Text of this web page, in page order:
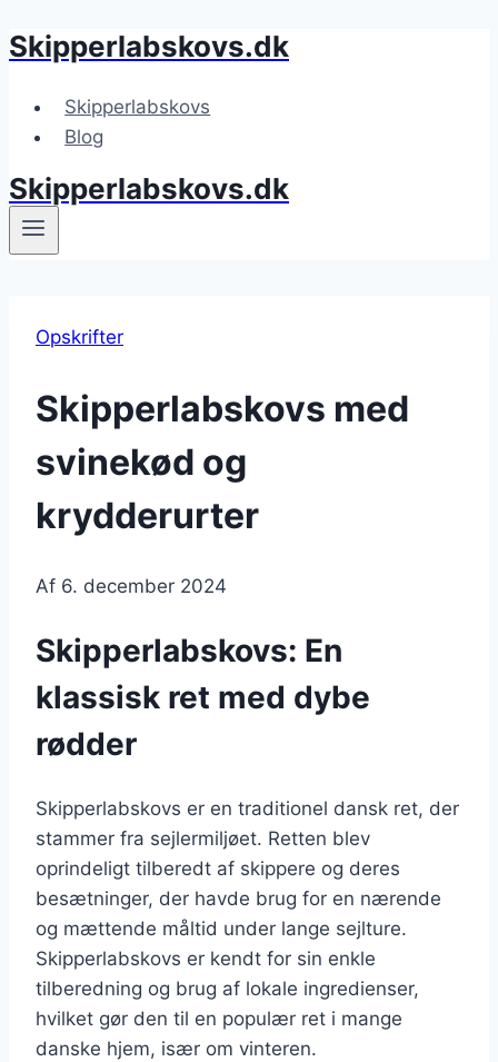
Fortsæt
indhold
Skipperlabskovs.dk
Skipperlabskovs
Blog
Skipperlabskovs.dk
Opskrifter
Skipperlabskovs med
svinekød og
krydderurter
Af 6. december 2024
Skipperlabskovs: En
klassisk ret med dybe
rødder
Skipperlabskovs er en traditionel dansk ret, der
stammer fra sejlermiljøet. Retten blev
oprindeligt tilberedt af skippere og deres
besætninger, der havde brug for en nærende
og mættende måltid under lange sejlture.
Skipperlabskovs er kendt for sin enkle
tilberedning og brug af lokale ingredienser,
hvilket gør den til en populær ret i mange
danske hjem, især om vinteren.